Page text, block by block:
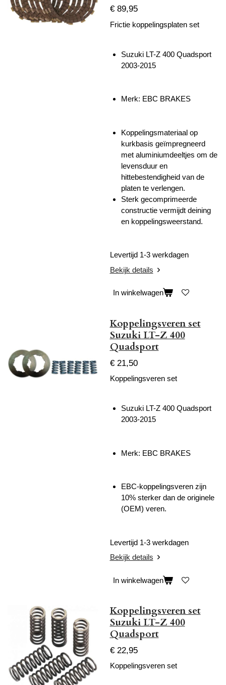
€ 89,95
Frictie koppelingsplaten set
Suzuki LT-Z 400 Quadsport
2003-2015
Merk: EBC BRAKES
Koppelingsmateriaal op
kurkbasis geïmpregneerd
met aluminiumdeeltjes om de
levensduur en
hittebestendigheid van de
platen te verlengen.
Sterk gecomprimeerde
constructie vermijdt deining
en koppelingsweerstand.
Levertijd 1-3 werkdagen
Bekijk details
In winkelwagen
Koppelingsveren set
Suzuki LT-Z 400
Quadsport
€ 21,50
Koppelingsveren set
Suzuki LT-Z 400 Quadsport
2003-2015
Merk: EBC BRAKES
EBC-koppelingsveren zijn
10% sterker dan de originele
(OEM) veren.
Levertijd 1-3 werkdagen
Bekijk details
In winkelwagen
Koppelingsveren set
Suzuki LT-Z 400
Quadsport
€ 22,95
Koppelingsveren set